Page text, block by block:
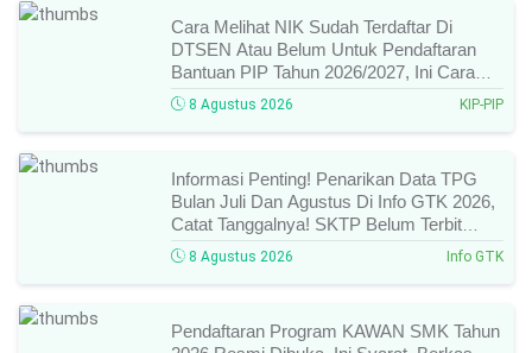
Cara Melihat NIK Sudah Terdaftar Di
DTSEN Atau Belum Untuk Pendaftaran
Bantuan PIP Tahun 2026/2027, Ini Cara
Cek Dan Syarat Perubahan Desil!
8 Agustus 2026 KIP-PIP
Informasi Penting! Penarikan Data TPG
Bulan Juli Dan Agustus Di Info GTK 2026,
Catat Tanggalnya! SKTP Belum Terbit
Januari–Juni, Ini Prosesnya!
8 Agustus 2026 Info GTK
Pendaftaran Program KAWAN SMK Tahun